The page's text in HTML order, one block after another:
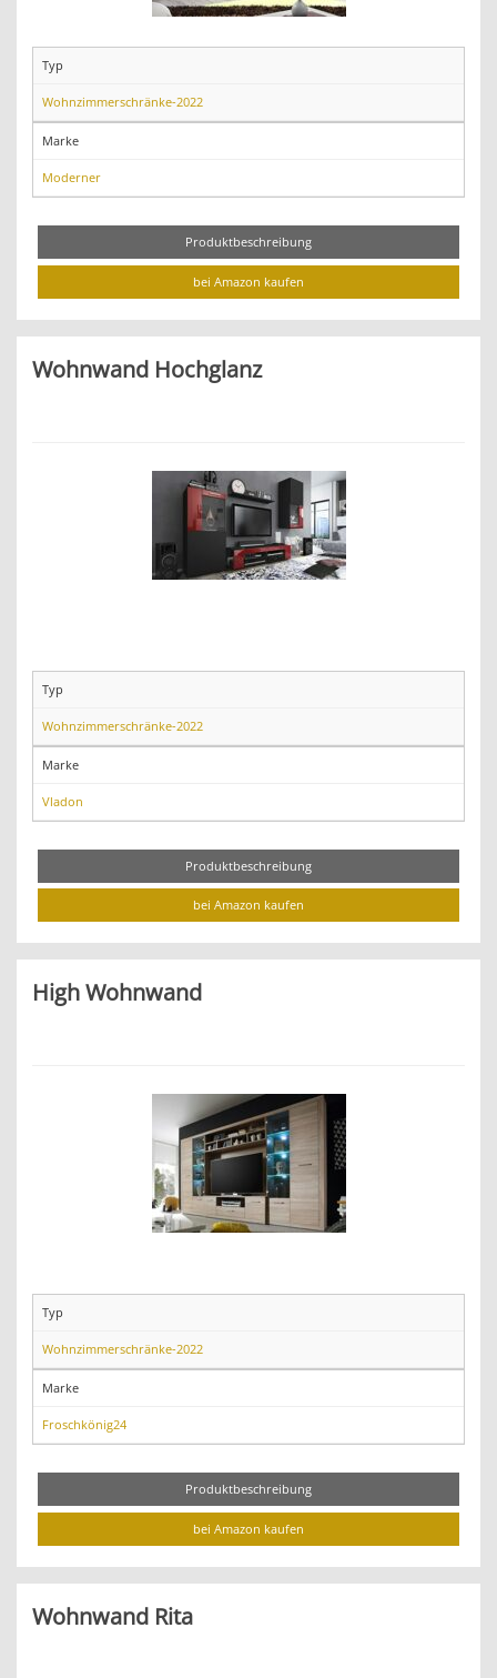
Typ
Wohnzimmerschränke-2022
Marke
Moderner
Produktbeschreibung
bei Amazon kaufen
Wohnwand Hochglanz
Typ
Wohnzimmerschränke-2022
Marke
Vladon
Produktbeschreibung
bei Amazon kaufen
High Wohnwand
Typ
Wohnzimmerschränke-2022
Marke
Froschkönig24
Produktbeschreibung
bei Amazon kaufen
Wohnwand Rita